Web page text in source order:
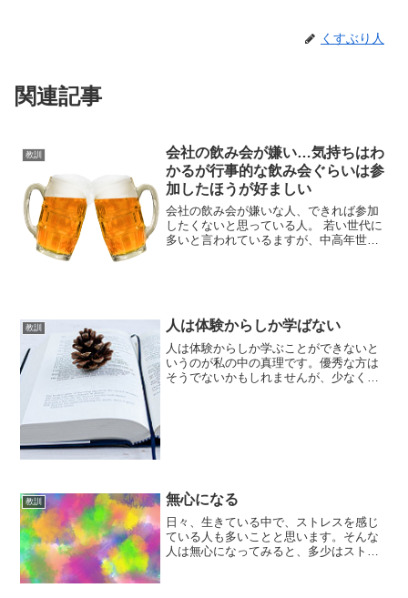
くすぶり人
関連記事
教訓
会社の飲み会が嫌い…気持ちはわ
かるが行事的な飲み会ぐらいは参
加したほうが好ましい
会社の飲み会が嫌いな人、できれば参加
したくないと思っている人。 若い世代に
多いと言われているますが、中高年世代
教訓 人は体験からしか学ばない
人は体験からしか学ぶことができないと
いうのが私の中の真理です。優秀な方は
そうでないかもしれませんが、少なくと
教訓 無心になる
日々、生きている中で、ストレスを感じ
ている人も多いことと思います。そんな
人は無心になってみると、多少はストレ